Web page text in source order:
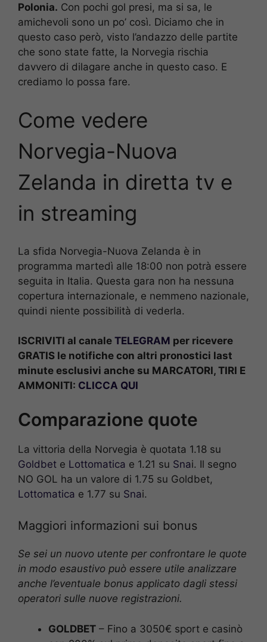
Polonia. Con pochi gol presi, ma si sa, le
amichevoli sono un po’ così. Diciamo che in
questo caso però, visto l’andazzo delle partite
che sono state fatte, la Norvegia rischia
davvero di dilagare anche in questo caso. E
crediamo lo possa fare.
Come vedere
Norvegia-Nuova
Zelanda in diretta tv e
in streaming
La sfida Norvegia-Nuova Zelanda è in
programma martedì alle 18:00 non potrà essere
seguita in Italia. Questa gara non ha nessuna
copertura internazionale, e nemmeno nazionale,
quindi niente possibilità di vederla.
ISCRIVITI al canale TELEGRAM per ricevere
GRATIS le notifiche con altri pronostici last
minute esclusivi anche su MARCATORI, TIRI E
AMMONITI: CLICCA QUI
Comparazione quote
La vittoria della Norvegia è quotata 1.18 su
Goldbet e Lottomatica e 1.21 su Snai. Il segno
NO GOL ha un valore di 1.75 su Goldbet,
Lottomatica e 1.77 su Snai.
Maggiori informazioni sui bonus
Se sei un nuovo utente per confrontare le quote
in modo esaustivo può essere utile analizzare
anche l’eventuale bonus applicato dagli stessi
operatori sulle nuove registrazioni.
GOLDBET – Fino a 3050€ sport e casinò